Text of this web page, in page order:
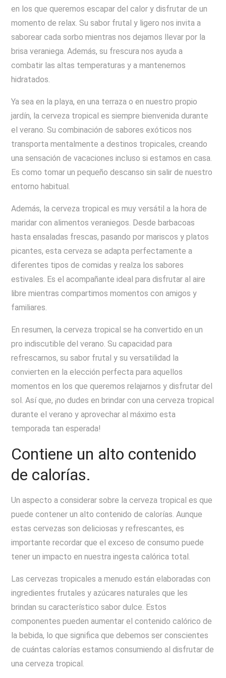
en los que queremos escapar del calor y disfrutar de un
momento de relax. Su sabor frutal y ligero nos invita a
saborear cada sorbo mientras nos dejamos llevar por la
brisa veraniega. Además, su frescura nos ayuda a
combatir las altas temperaturas y a mantenernos
hidratados.
Ya sea en la playa, en una terraza o en nuestro propio
jardín, la cerveza tropical es siempre bienvenida durante
el verano. Su combinación de sabores exóticos nos
transporta mentalmente a destinos tropicales, creando
una sensación de vacaciones incluso si estamos en casa.
Es como tomar un pequeño descanso sin salir de nuestro
entorno habitual.
Además, la cerveza tropical es muy versátil a la hora de
maridar con alimentos veraniegos. Desde barbacoas
hasta ensaladas frescas, pasando por mariscos y platos
picantes, esta cerveza se adapta perfectamente a
diferentes tipos de comidas y realza los sabores
estivales. Es el acompañante ideal para disfrutar al aire
libre mientras compartimos momentos con amigos y
familiares.
En resumen, la cerveza tropical se ha convertido en un
pro indiscutible del verano. Su capacidad para
refrescarnos, su sabor frutal y su versatilidad la
convierten en la elección perfecta para aquellos
momentos en los que queremos relajarnos y disfrutar del
sol. Así que, ¡no dudes en brindar con una cerveza tropical
durante el verano y aprovechar al máximo esta
temporada tan esperada!
Contiene un alto contenido
de calorías.
Un aspecto a considerar sobre la cerveza tropical es que
puede contener un alto contenido de calorías. Aunque
estas cervezas son deliciosas y refrescantes, es
importante recordar que el exceso de consumo puede
tener un impacto en nuestra ingesta calórica total.
Las cervezas tropicales a menudo están elaboradas con
ingredientes frutales y azúcares naturales que les
brindan su característico sabor dulce. Estos
componentes pueden aumentar el contenido calórico de
la bebida, lo que significa que debemos ser conscientes
de cuántas calorías estamos consumiendo al disfrutar de
una cerveza tropical.